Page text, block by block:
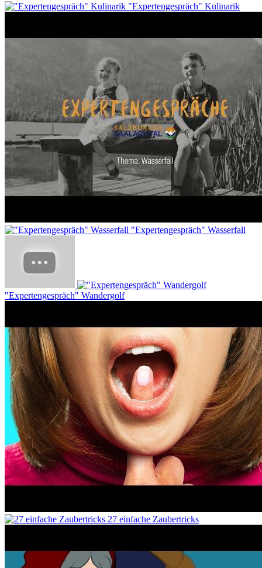
"Expertengespräch" Kulinarik
"Expertengespräch" Wasserfall
"Expertengespräch" Wandergolf
27 einfache Zaubertricks